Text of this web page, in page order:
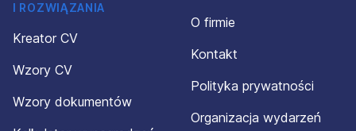
I ROZWIĄZANIA
Kreator CV
Wzory CV
Wzory dokumentów
O firmie
Kontakt
Polityka prywatności
Organizacja wydarzeń